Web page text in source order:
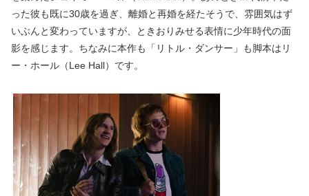
った彼も既に30歳を過ぎ、離婚と再婚を経たそうで、雰囲気はず
いぶんと変わっていますが、ときおりみせる表情に少年時代の面
影を感じます。ちなみに本作も「リトル・ダンサー」も脚本はリ
ー・ホール（Lee Hall）です。